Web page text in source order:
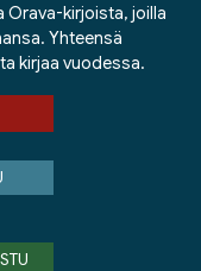
Orava-kirjoista, joilla
Yhteensä
kirjaa vuodessa.